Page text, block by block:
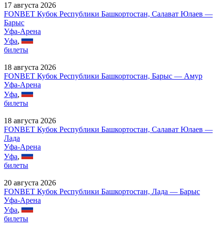
17 августа 2026
FONBET Кубок Республики Башкортостан, Салават Юлаев —
Барыс
Уфа-Арена
Уфа,
билеты
18 августа 2026
FONBET Кубок Республики Башкортостан, Барыс — Амур
Уфа-Арена
Уфа,
билеты
18 августа 2026
FONBET Кубок Республики Башкортостан, Салават Юлаев —
Лада
Уфа-Арена
Уфа,
билеты
20 августа 2026
FONBET Кубок Республики Башкортостан, Лада — Барыс
Уфа-Арена
Уфа,
билеты